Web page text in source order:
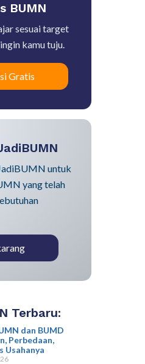
BUMN
sesuai target
kamu tuju.
Gratis
untuk
yang telah
Terbaru:
dan BUMD
Perbedaan,
Usahanya